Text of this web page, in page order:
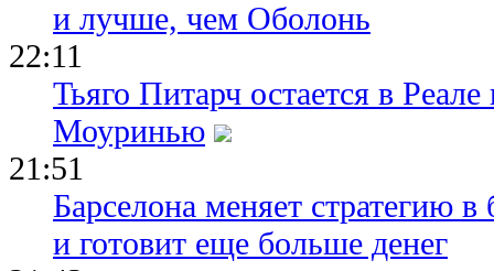
и лучше, чем Оболонь
22:11
Тьяго Питарч остается в
Моуринью
21:51
Барселона меняет стратегию
и готовит еще больше денег